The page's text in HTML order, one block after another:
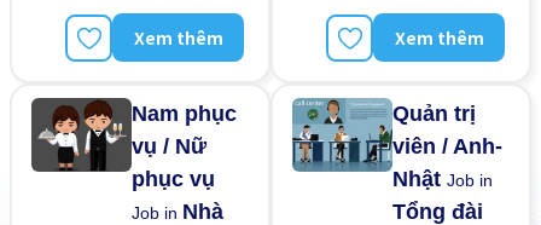
Xem thêm Xem thêm
Nam phục
vụ / Nữ
phục vụ
Job in Nhà
Quản trị
viên / Anh-
NhậtJob in
Tổng đài